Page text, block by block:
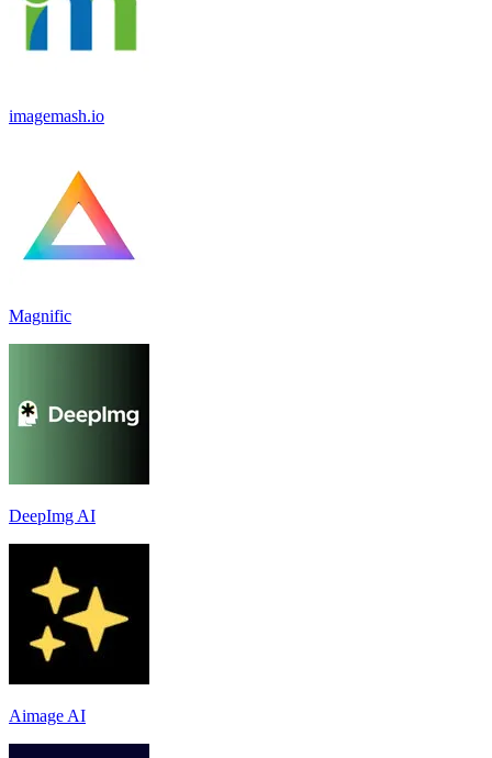
imagemash.io
Magnific
DeepImg AI
Aimage AI